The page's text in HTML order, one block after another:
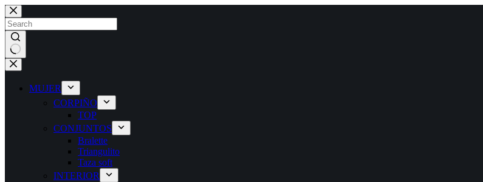
Skip
to
content
No
results
MUJER
CORPIÑO
TOP
CONJUNTOS
Bralette
Triangulito
Taza soft
INTERIOR